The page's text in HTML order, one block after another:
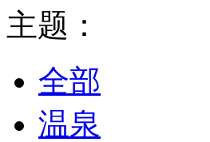
主题：
全部
温泉